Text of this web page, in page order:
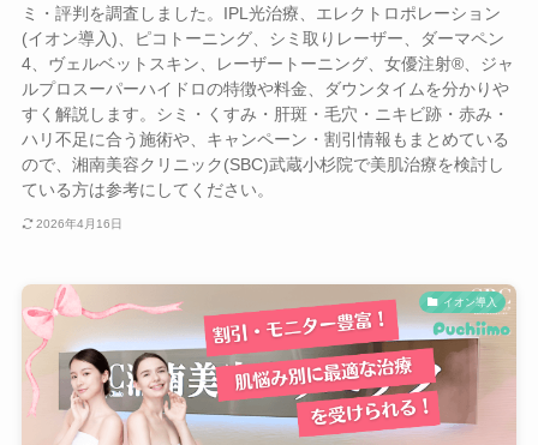
ミ・評判を調査しました。IPL光治療、エレクトロポレーション
(イオン導入)、ピコトーニング、シミ取りレーザー、ダーマペン
4、ヴェルベットスキン、レーザートーニング、女優注射®、ジャ
ルプロスーパーハイドロの特徴や料金、ダウンタイムを分かりや
すく解説します。シミ・くすみ・肝斑・毛穴・ニキビ跡・赤み・
ハリ不足に合う施術や、キャンペーン・割引情報もまとめている
ので、湘南美容クリニック(SBC)武蔵小杉院で美肌治療を検討し
ている方は参考にしてください。
2026年4月16日
イオン導入